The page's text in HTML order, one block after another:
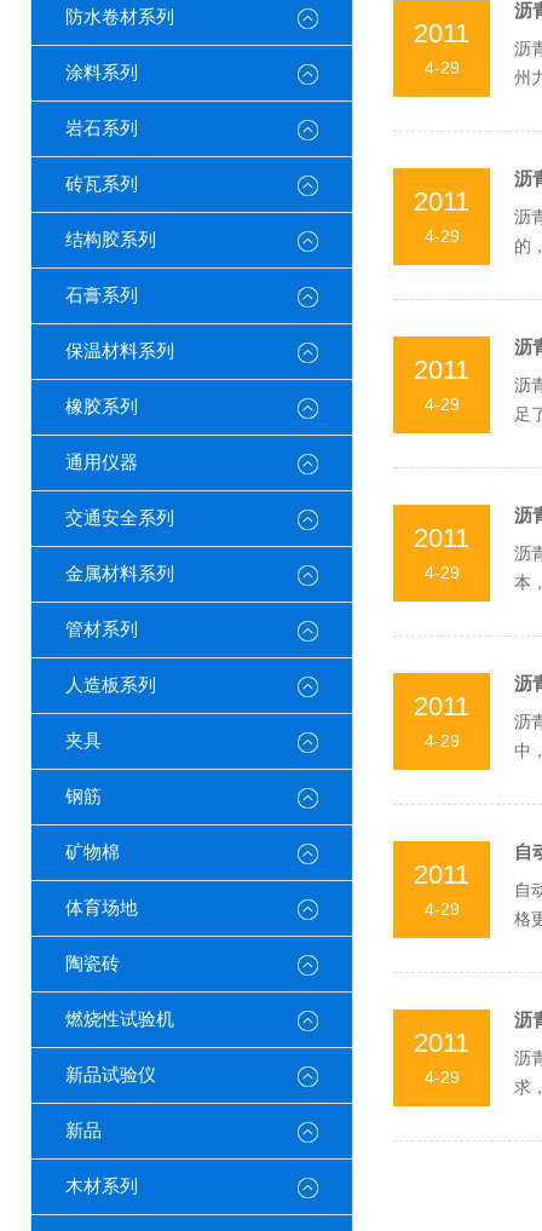
防水卷材系列
涂料系列
岩石系列
砖瓦系列
结构胶系列
石膏系列
保温材料系列
橡胶系列
通用仪器
交通安全系列
金属材料系列
管材系列
人造板系列
夹具
钢筋
矿物棉
体育场地
陶瓷砖
燃烧性试验机
新品试验仪
新品
木材系列
2011
4-29
沥
沥
州
2011
4-29
沥
沥
的
2011
4-29
沥
沥
足
2011
4-29
沥
沥
本
2011
4-29
沥
沥
中
2011
4-29
自
自
格
2011
4-29
沥
沥
求